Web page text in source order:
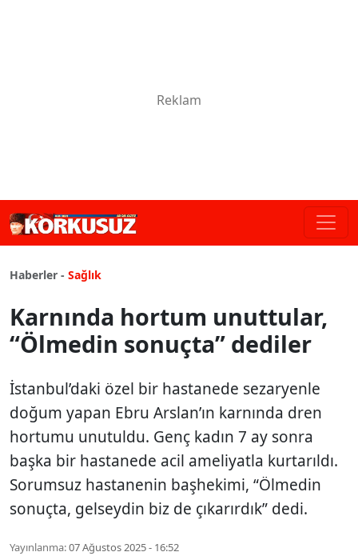
Haberler - Sağlık
Karnında hortum unuttular,
“Ölmedin sonuçta” dediler
İstanbul’daki özel bir hastanede sezaryenle
doğum yapan Ebru Arslan’ın karnında dren
hortumu unutuldu. Genç kadın 7 ay sonra
başka bir hastanede acil ameliyatla kurtarıldı.
Sorumsuz hastanenin başhekimi, “Ölmedin
sonuçta, gelseydin biz de çıkarırdık” dedi.
Yayınlanma:07 Ağustos 2025 - 16:52